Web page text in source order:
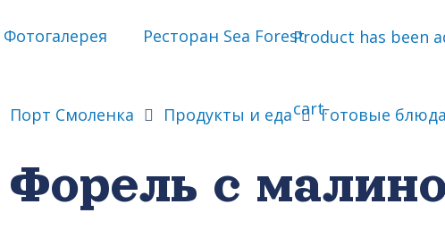
Фотогалерея Ресторан Sea ForestProduct has been
cart.
Порт Смоленка Продукты и еда Готовые
Форель с